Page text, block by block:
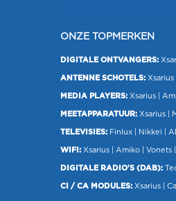
ONZE TOPMERKEN
DIGITALE ONTVANGERS:
ANTENNE SCHOTELS: Xsarius
MEDIA PLAYERS: Xsarius
MEETAPPARATUUR: Xsarius
TELEVISIES: Finlux | Nikkei |
WIFI: Xsarius Amiko Vonets
DIGITALE RADIO'S (DAB):
CI / CA MODULES: Xsarius